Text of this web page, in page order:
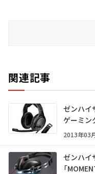
関連記事
ゼンハイ
ゲーミン
2013年03
ゼンハイ
「